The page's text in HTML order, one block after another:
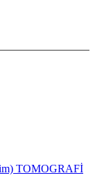
TOMOGRAFİ